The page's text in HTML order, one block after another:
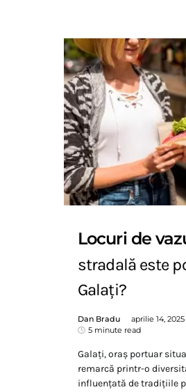
Locuri de
stradală este
Galați?
Dan Bradu aprilie 14, 2025
5 minute read
Galați, oraș portuar
remarcă printr-o
influențată de tradițiile